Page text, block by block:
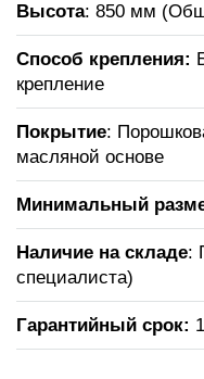
Высота: 850 мм
Способ крепления:
крепление
Покрытие:
масляной основе
Минимальный
Наличие на складе:
специалиста)
Гарантийный срок: